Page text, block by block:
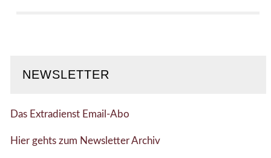
NEWSLETTER
Das Extradienst Email-Abo
Hier gehts zum Newsletter Archiv